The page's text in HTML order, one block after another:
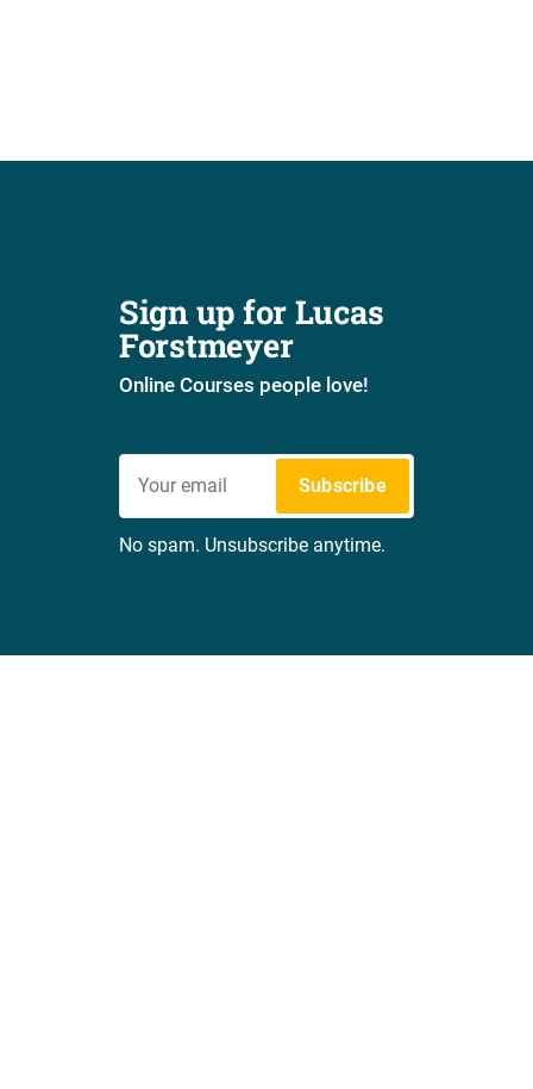
Sign up for Lucas
Forstmeyer
Online Courses people love!
Subscribe
No spam. Unsubscribe anytime.